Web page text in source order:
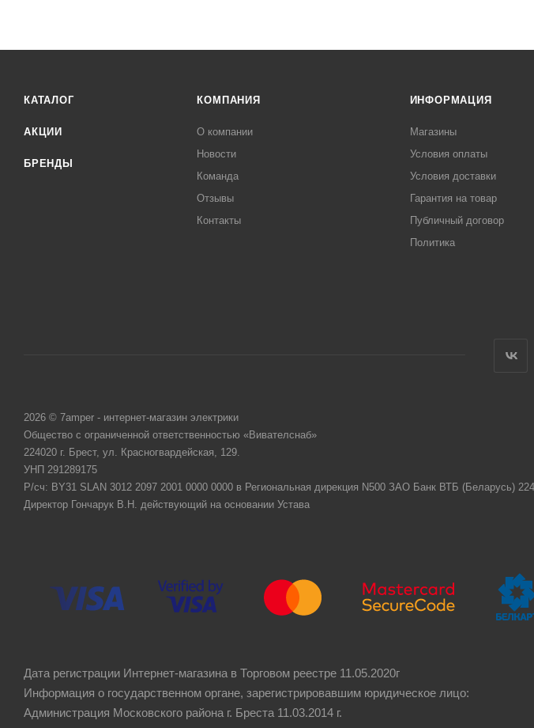
КАТАЛОГ
АКЦИИ
БРЕНДЫ
КОМПАНИЯ
О компании
Новости
Команда
Отзывы
Контакты
ИНФОРМАЦИЯ
Магазины
Условия оплаты
Условия доставки
Гарантия на товар
Публичный договор
Политика
2026 © 7amper - интернет-магазин электрики
Общество с ограниченной ответственностью «Вивателснаб»
224020 г. Брест, ул. Красногвардейская, 129.
УНП 291289175
Р/сч: BY31 SLAN 3012 2097 2001 0000 0000 в Региональная дирекция N500 ЗАО Банк ВТБ (Беларусь)
Директор Гончарук В.Н. действующий на основании Устава
Дата регистрации Интернет-магазина в Торговом реестре 11.05.2020г
Информация о государственном органе, зарегистрировавшим юридическое лицо:
Администрация Московского района г. Бреста 11.03.2014 г.